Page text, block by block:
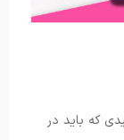
که باید در